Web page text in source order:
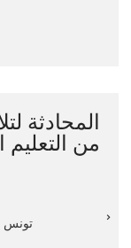
المحادثة
من التعليم
تونس